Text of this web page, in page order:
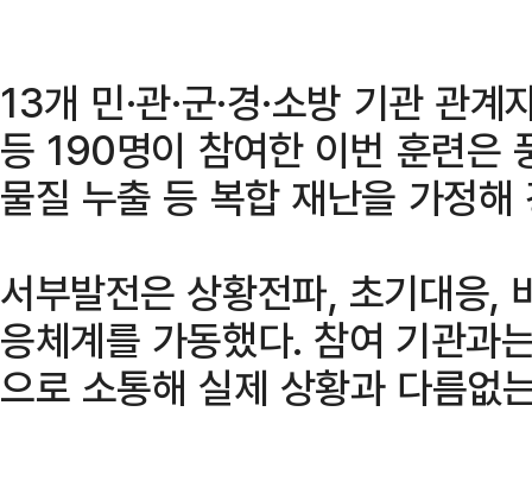
13개 민·관·군·경·소방 기관 관
등 190명이 참여한 이번 훈련은
물질 누출 등 복합 재난을 가정해
서부발전은 상황전파, 초기대응,
응체계를 가동했다. 참여 기관과
으로 소통해 실제 상황과 다름없